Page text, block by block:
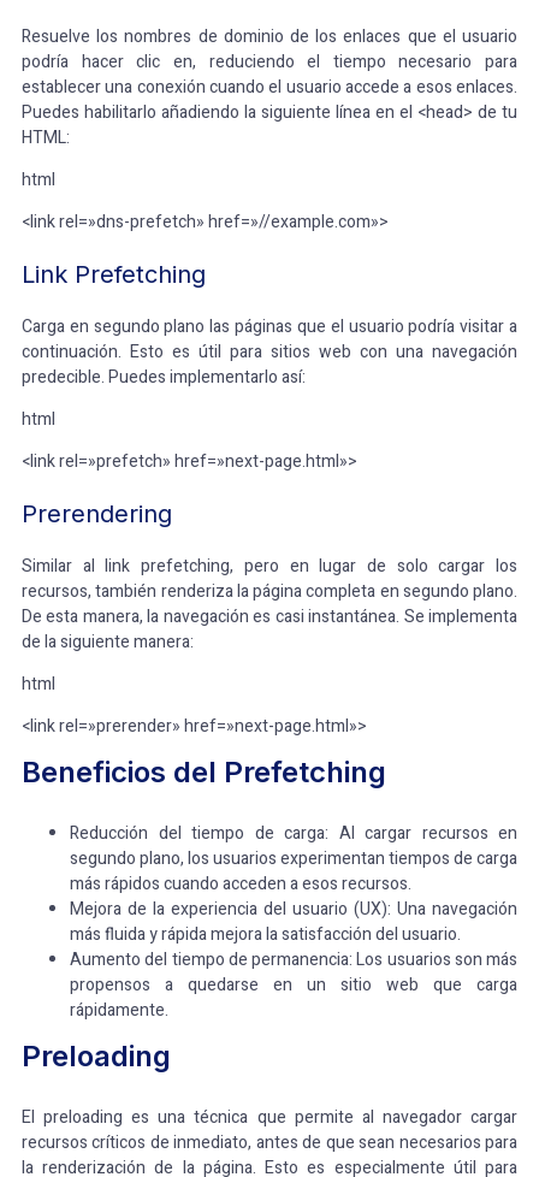
Resuelve los nombres de dominio de los enlaces que el usuario
podría hacer clic en, reduciendo el tiempo necesario para
establecer una conexión cuando el usuario accede a esos enlaces.
Puedes habilitarlo añadiendo la siguiente línea en el <head> de tu
HTML:
html
<link rel=»dns-prefetch» href=»//example.com»>
Link Prefetching
Carga en segundo plano las páginas que el usuario podría visitar a
continuación. Esto es útil para sitios web con una navegación
predecible. Puedes implementarlo así:
html
<link rel=»prefetch» href=»next-page.html»>
Prerendering
Similar al link prefetching, pero en lugar de solo cargar los
recursos, también renderiza la página completa en segundo plano.
De esta manera, la navegación es casi instantánea. Se implementa
de la siguiente manera:
html
<link rel=»prerender» href=»next-page.html»>
Beneficios del Prefetching
Reducción del tiempo de carga: Al cargar recursos en
segundo plano, los usuarios experimentan tiempos de carga
más rápidos cuando acceden a esos recursos.
Mejora de la experiencia del usuario (UX): Una navegación
más fluida y rápida mejora la satisfacción del usuario.
Aumento del tiempo de permanencia: Los usuarios son más
propensos a quedarse en un sitio web que carga
rápidamente.
Preloading
El preloading es una técnica que permite al navegador cargar
recursos críticos de inmediato, antes de que sean necesarios para
la renderización de la página. Esto es especialmente útil para